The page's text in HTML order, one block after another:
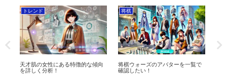
トレンド
天才肌の女性にある特徴的な傾向
を詳しく分析！
将棋
将棋ウォーズのアバターを一覧で
確認したい！